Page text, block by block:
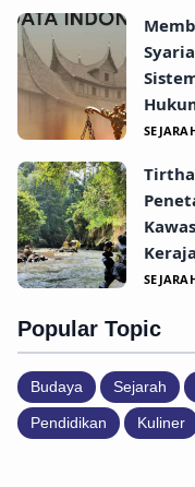
Popular Topic
Budaya Sejarah
Pendidikan Kuliner